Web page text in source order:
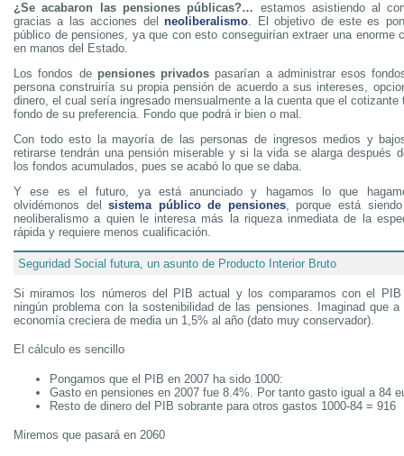
¿Se acabaron las pensiones públicas?… estamos asistiendo al
gracias a las acciones delneoliberalismo. El objetivo de este es
público de pensiones, ya que con esto conseguirían extraer una enorme
en manos del Estado.
Los fondos de pensiones privados pasarían a administrar esos
persona construiría su propia pensión de acuerdo a sus intereses,
dinero, el cual sería ingresado mensualmente a la cuenta que el cotizante
fondo de su preferencia. Fondo que podrá ir bien o mal.
Con todo esto la mayoría de las personas de ingresos medios y
retirarse tendrán una pensión miserable y si la vida se alarga después
los fondos acumulados, pues se acabó lo que se daba.
Y ese es el futuro, ya está anunciado y hagamos lo que
olvidémonos delsistema público de pensiones, porque está
neoliberalismo a quien le interesa más la riqueza inmediata de la
rápida y requiere menos cualificación.
Seguridad Social futura, un asunto de Producto Interior Bruto
Si miramos los números del PIB actual y los comparamos con el
ningún problema con la sostenibilidad de las pensiones. Imaginad que
economía creciera de media un 1,5% al año (dato muy conservador).
El cálculo es sencillo
Pongamos que el PIB en 2007 ha sido 1000:
Gasto en pensiones en 2007 fue 8.4%. Por tanto gasto igual a 84
Resto de dinero del PIB sobrante para otros gastos 1000-84 = 916
Miremos que pasará en 2060